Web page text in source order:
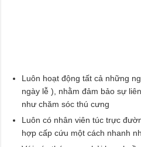
Luôn hoạt động tất cả những
ngày lễ ), nhằm đảm bảo sự
như chăm sóc thú cưng
Luôn có nhân viên túc trực
hợp cấp cứu một cách nhanh